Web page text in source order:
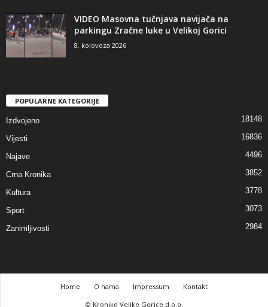
VIDEO Masovna tučnjava navijača na
parkingu Zračne luke u Velikoj Gorici
8. kolovoza 2026
POPULARNE KATEGORIJE
Izdvojeno 18148
Vijesti 16836
Najave 4496
Crna Kronika 3852
Kultura 3778
Sport 3073
Zanimljivosti 2984
Home O nama Impressum
Kontakt
© Kronike Velike Gorice d.o.o.